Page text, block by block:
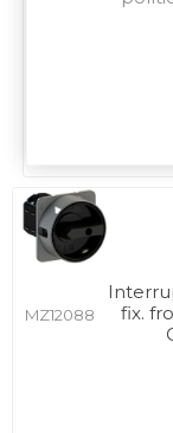
fix.
MZ12088
fix.